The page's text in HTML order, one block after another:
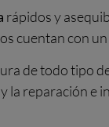
rápidos y
cuentan con un
de todo tipo
la reparación e